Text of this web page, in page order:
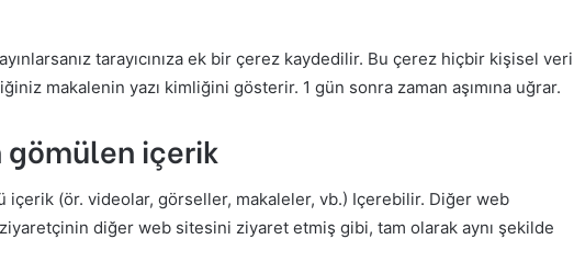
tarayıcınıza ek bir çerez kaydedilir. Bu çerez hiçbir kişisel veri
makalenin yazı kimliğini gösterir. 1 gün sonra zaman aşımına uğrar.
içerik
içerik (ör. videolar, görseller, makaleler, vb.) Içerebilir. Diğer web
diğer web sitesini ziyaret etmiş gibi, tam olarak aynı şekilde